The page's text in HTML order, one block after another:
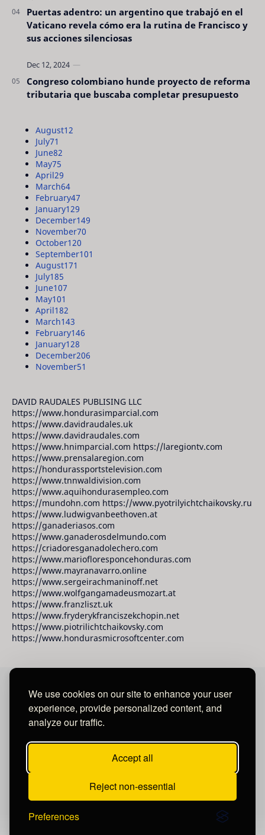
We use cookies on our site to enhance your user
experience, provide personalized content, and
analyze our traffic.
Accept all
Reject non-essential
Preferences
Puertas adentro: un argentino que trabajó en el
Vaticano revela cómo era la rutina de Francisco y
sus acciones silenciosas
Congreso colombiano hunde proyecto de reforma
tributaria que buscaba completar presupuesto
August12
July71
June82
May75
April29
March64
February47
January129
December149
November70
October120
September101
August171
July185
June107
May101
April182
March143
February146
January128
December206
November51
DAVID RAUDALES PUBLISING LLC
https://www.hondurasimparcial.com
https://www.davidraudales.uk
https://www.davidraudales.com
https://www.hnimparcial.com https://laregiontv.com
https://www.prensalaregion.com
https://hondurassportstelevision.com
https://www.tnnwaldivision.com
https://www.aquihondurasempleo.com
https://mundohn.com https://www.pyotrilyichtchaikovsky.ru
https://www.ludwigvanbeethoven.at
https://ganaderiasos.com
https://www.ganaderosdelmundo.com
https://criadoresganadolechero.com
https://www.mariofloresponcehonduras.com
https://www.mayranavarro.online
https://www.sergeirachmaninoff.net
https://www.wolfgangamadeusmozart.at
https://www.franzliszt.uk
https://www.fryderykfranciszekchopin.net
https://www.piotrilichtchaikovsky.com
https://www.hondurasmicrosoftcenter.com
David Raudales Publishing LLC
Salvador.